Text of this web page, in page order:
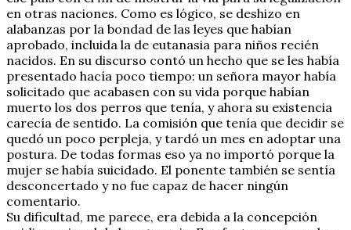
en otras naciones. Como es lógico, se deshizo en
alabanzas por la bondad de las leyes que habían
aprobado, incluida la de eutanasia para niños recién
nacidos. En su discurso contó un hecho que se les había
presentado hacía poco tiempo: un señora mayor había
solicitado que acabasen con su vida porque habían
muerto los dos perros que tenía, y ahora su existencia
carecía de sentido. La comisión que tenía que decidir se
quedó un poco perpleja, y tardó un mes en adoptar una
postura. De todas formas eso ya no importó porque la
mujer se había suicidado. El ponente también se sentía
desconcertado y no fue capaz de hacer ningún
comentario.
Su dificultad, me parece, era debida a la concepción